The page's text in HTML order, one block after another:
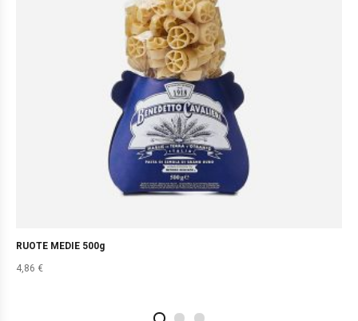
RUOTE MEDIE 500g
4,86 €